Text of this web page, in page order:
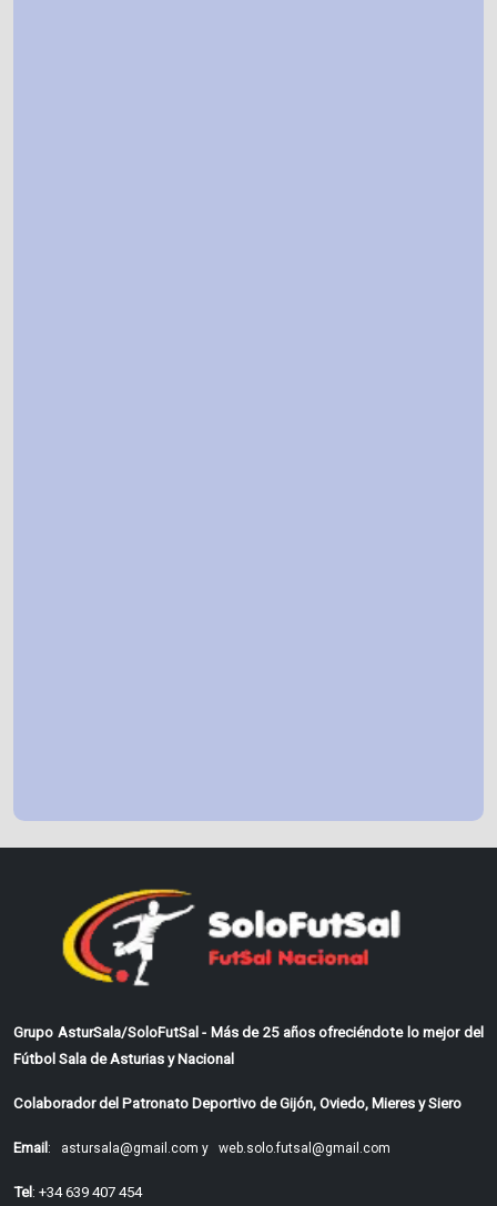
Grupo AsturSala/SoloFutSal - Más de 25 años ofreciéndote lo mejor del
Fútbol Sala de Asturias y Nacional
Colaborador del Patronato Deportivo de Gijón, Oviedo, Mieres y Siero
Email: astursala@gmail.com y web.solo.futsal@gmail.com
Tel: +34 639 407 454